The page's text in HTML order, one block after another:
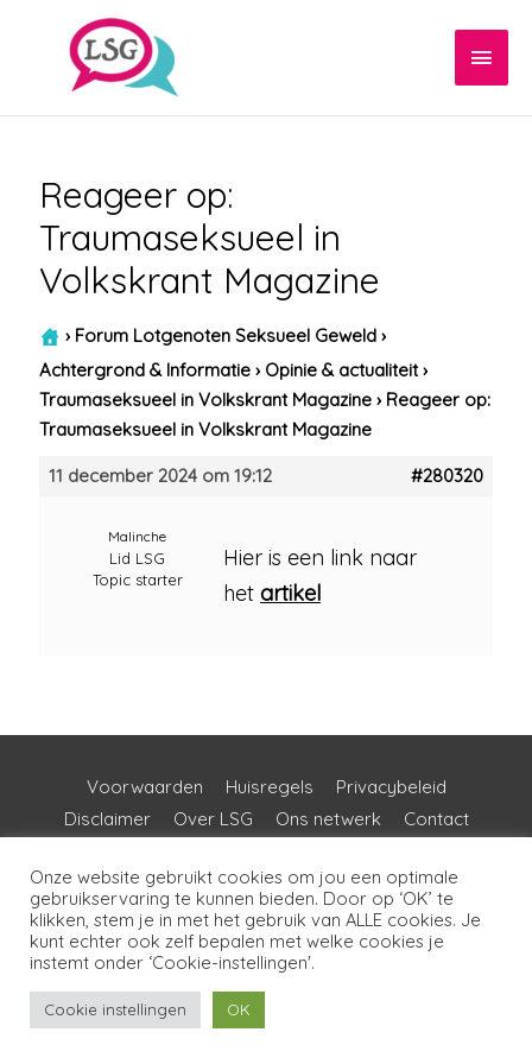
Reageer op:
Traumaseksueel in
Volkskrant Magazine
› Forum Lotgenoten Seksueel Geweld ›
Achtergrond & Informatie › Opinie & actualiteit ›
Traumaseksueel in Volkskrant Magazine › Reageer op:
Traumaseksueel in Volkskrant Magazine
11 december 2024 om 19:12 #280320
Malinche
Lid LSG
Topic starter
Hier is een link naar
hetartikel
Voorwaarden Huisregels
Privacybeleid
Disclaimer
Over LSG Ons netwerk Contact
Copyright © 2026Lotgenoten Seksueel Geweld
Onze website gebruikt cookies om jou een optimale
gebruikservaring te kunnen bieden. Door op ‘OK’ te
klikken, stem je in met het gebruik van ALLE cookies. Je
kunt echter ook zelf bepalen met welke cookies je
instemt onder ‘Cookie-instellingen'.
Cookie instellingen OK